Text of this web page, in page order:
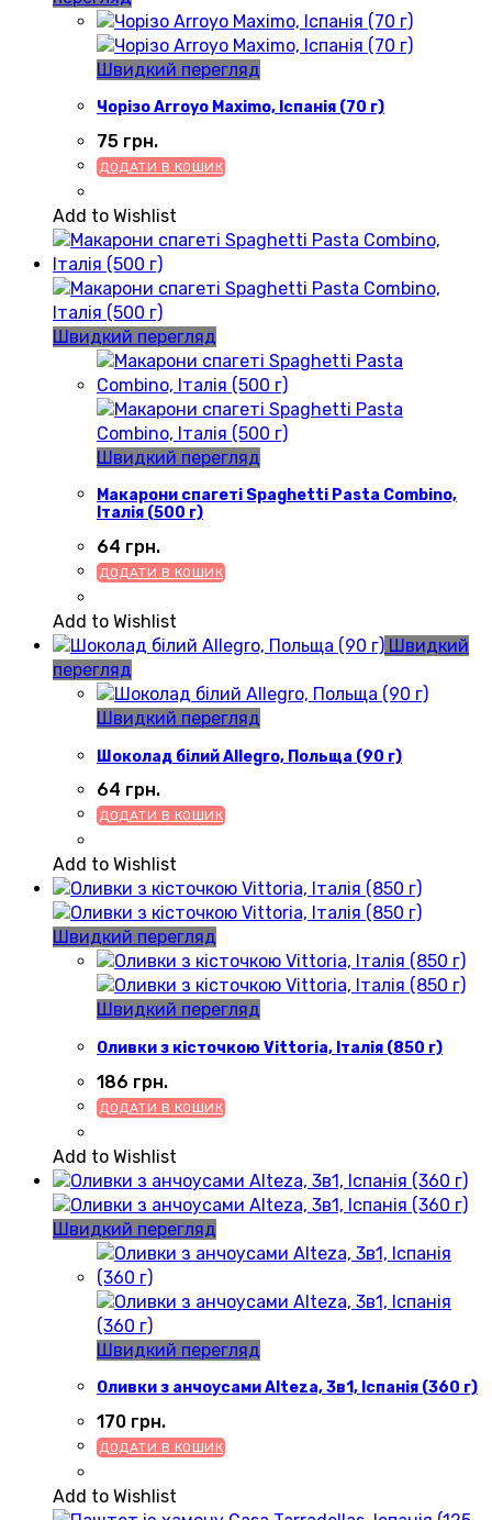
Швидкий перегляд
Чорізо Arroyo Maximo, Іспанія (70 г)
75 грн.
ДОДАТИ В КОШИК
Add to Wishlist
Швидкий перегляд
Швидкий перегляд
Макарони спагеті Spaghetti Pasta Combino,
Італія (500 г)
64 грн.
ДОДАТИ В КОШИК
Add to Wishlist
Швидкий
перегляд
Швидкий перегляд
Шоколад білий Allegro, Польща (90 г)
64 грн.
ДОДАТИ В КОШИК
Add to Wishlist
Швидкий перегляд
Швидкий перегляд
Оливки з кісточкою Vittoria, Італія (850 г)
186 грн.
ДОДАТИ В КОШИК
Add to Wishlist
Швидкий перегляд
Швидкий перегляд
Оливки з анчоусами Alteza, 3в1, Іспанія (360 г)
170 грн.
ДОДАТИ В КОШИК
Add to Wishlist